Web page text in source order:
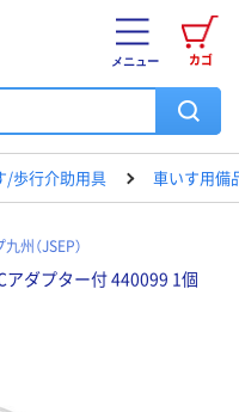
カゴ
メニュー
/歩行介助用具 車いす用備
州（JSEP）
ダプター付 440099 1個